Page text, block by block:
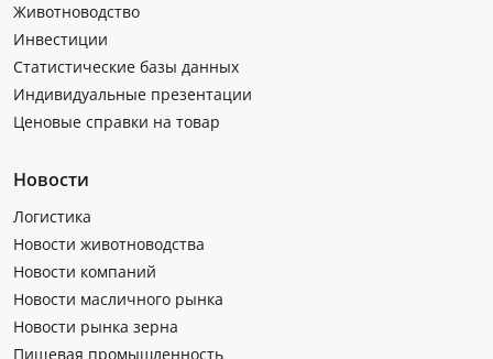
Животноводство
Инвестиции
Статистические базы данных
Индивидуальные презентации
Ценовые справки на товар
Новости
Логистика
Новости животноводства
Новости компаний
Новости масличного рынка
Новости рынка зерна
Пищевая промышленность